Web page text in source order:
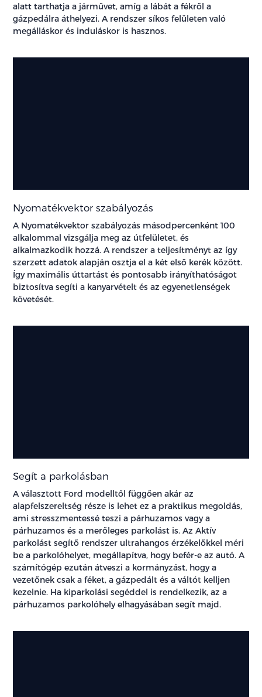
alatt tarthatja a járművet, amíg a lábát a fékről a
gázpedálra áthelyezi. A rendszer síkos felületen való
megálláskor és induláskor is hasznos.
Nyomatékvektor szabályozás
A Nyomatékvektor szabályozás másodpercenként 100
alkalommal vizsgálja meg az útfelületet, és
alkalmazkodik hozzá. A rendszer a teljesítményt az így
szerzett adatok alapján osztja el a két első kerék között.
Így maximális úttartást és pontosabb irányíthatóságot
biztosítva segíti a kanyarvételt és az egyenetlenségek
követését.
Segít a parkolásban
A választott Ford modelltől függően akár az
alapfelszereltség része is lehet ez a praktikus megoldás,
ami stresszmentessé teszi a párhuzamos vagy a
párhuzamos és a merőleges parkolást is. Az Aktív
parkolást segítő rendszer ultrahangos érzékelőkkel méri
be a parkolóhelyet, megállapítva, hogy befér-e az autó. A
számítógép ezután átveszi a kormányzást, hogy a
vezetőnek csak a féket, a gázpedált és a váltót kelljen
kezelnie. Ha kiparkolási segéddel is rendelkezik, az a
párhuzamos parkolóhely elhagyásában segít majd.